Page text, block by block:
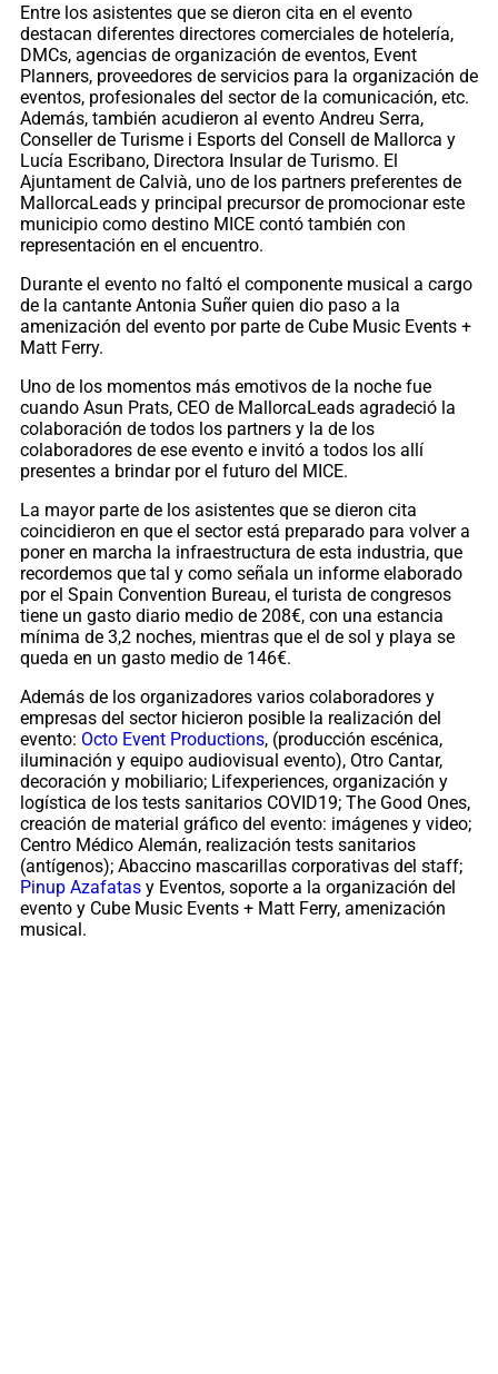
Entre los asistentes que se dieron cita en el evento
destacan diferentes directores comerciales de hotelería,
DMCs, agencias de organización de eventos, Event
Planners, proveedores de servicios para la organización de
eventos, profesionales del sector de la comunicación, etc.
Además, también acudieron al evento Andreu Serra,
Conseller de Turisme i Esports del Consell de Mallorca y
Lucía Escribano, Directora Insular de Turismo. El
Ajuntament de Calvià, uno de los partners preferentes de
MallorcaLeads y principal precursor de promocionar este
municipio como destino MICE contó también con
representación en el encuentro.
Durante el evento no faltó el componente musical a cargo
de la cantante Antonia Suñer quien dio paso a la
amenización del evento por parte de Cube Music Events +
Matt Ferry.
Uno de los momentos más emotivos de la noche fue
cuando Asun Prats, CEO de MallorcaLeads agradeció la
colaboración de todos los partners y la de los
colaboradores de ese evento e invitó a todos los allí
presentes a brindar por el futuro del MICE.
La mayor parte de los asistentes que se dieron cita
coincidieron en que el sector está preparado para volver a
poner en marcha la infraestructura de esta industria, que
recordemos que tal y como señala un informe elaborado
por el Spain Convention Bureau, el turista de congresos
tiene un gasto diario medio de 208€, con una estancia
mínima de 3,2 noches, mientras que el de sol y playa se
queda en un gasto medio de 146€.
Además de los organizadores varios colaboradores y
empresas del sector hicieron posible la realización del
evento: Octo Event Productions, (producción escénica,
iluminación y equipo audiovisual evento), Otro Cantar,
decoración y mobiliario; Lifexperiences, organización y
logística de los tests sanitarios COVID19; The Good Ones,
creación de material gráfico del evento: imágenes y video;
Centro Médico Alemán, realización tests sanitarios
(antígenos); Abaccino mascarillas corporativas del staff;
Pinup Azafatas y Eventos, soporte a la organización del
evento y Cube Music Events + Matt Ferry, amenización
musical.